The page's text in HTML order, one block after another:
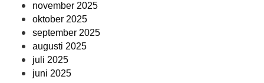
november 2025
oktober 2025
september 2025
augusti 2025
juli 2025
juni 2025